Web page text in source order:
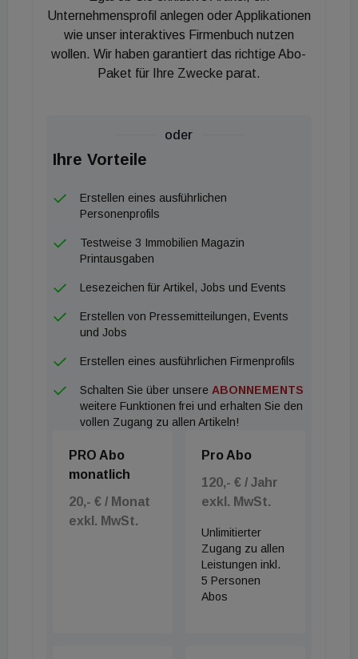
Unternehmensprofil anlegen oder Applikationen
wie unser interaktives Firmenbuch nutzen
wollen. Wir haben garantiert das richtige Abo-
Paket für Ihre Zwecke parat.
oder
Ihre Vorteile
Erstellen eines ausführlichen
Personenprofils
Testweise 3 Immobilien Magazin
Printausgaben
Lesezeichen für Artikel, Jobs und Events
Erstellen von Pressemitteilungen, Events
und Jobs
Erstellen eines ausführlichen Firmenprofils
Schalten Sie über unsere ABONNEMENTS
weitere Funktionen frei und erhalten Sie den
vollen Zugang zu allen Artikeln!
PRO Abo
monatlich
20,- € / Monat
exkl. MwSt.
Pro Abo
120,- € / Jahr
exkl. MwSt.
Unlimitierter
Zugang zu allen
Leistungen inkl.
5 Personen
Abos